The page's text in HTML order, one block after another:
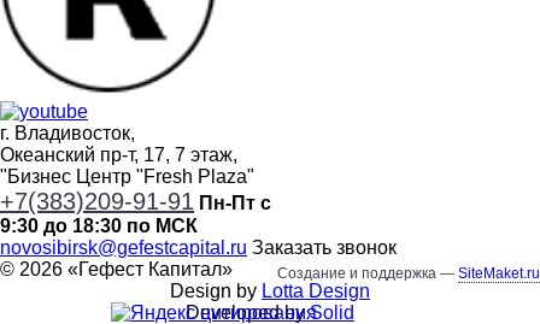
г. Владивосток,
Океанский пр-т, 17, 7 этаж,
"Бизнес Центр "Fresh Plaza"
+7(383)209-91-91 Пн-Пт с
9:30 до 18:30 по МСК
novosibirsk@gefestcapital.ru Заказать звонок
© 2026 «Гефест Капитал» Создание и поддержка — SiteMaket.ru
Design by Lotta Design
Developed bySolid